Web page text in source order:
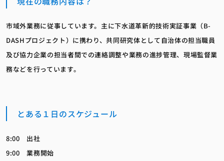
市域外業務に従事しています。主に下水道革新的技術実証事業（B-
DASHプロジェクト）に携わり、共同研究体として自治体の担当職員
及び協力企業の担当者間での連絡調整や業務の進捗管理、現場監督業
務などを行っています。
とある１日のスケジュール
8:00 出社
9:00 業務開始